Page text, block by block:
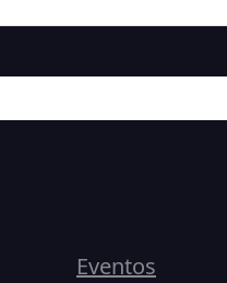
Eventos